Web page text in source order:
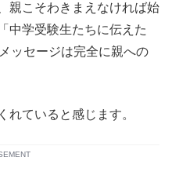
親こそわきまえなければ始
中学受験生たちに伝えた
ッセージは完全に親への
ていると感じます。